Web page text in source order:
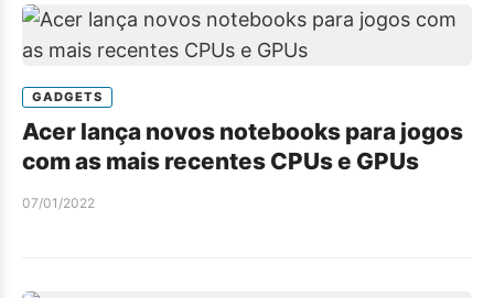
GADGETS
Acer lança novos notebooks para jogos
com as mais recentes CPUs e GPUs
07/01/2022